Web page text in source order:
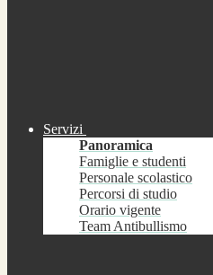
Servizi
Panoramica
Famiglie e studenti
Personale scolastico
Percorsi di studio
Orario vigente
Team Antibullismo